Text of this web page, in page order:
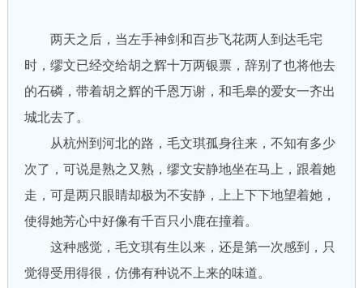
两天之后，当左手神剑和百步飞花两人到达毛宅
时，缪文已经交给胡之辉十万两银票，辞别了也将他去
的石磷，带着胡之辉的千恩万谢，和毛皋的爱女一齐出
城北去了。
从杭州到河北的路，毛文琪孤身往来，不知有多少
次了，可说是熟之又熟，缪文安静地坐在马上，跟着她
走，可是两只眼睛却极为不安静，上上下下地望着她，
使得她芳心中好像有千百只小鹿在撞着。
这种感觉，毛文琪有生以来，还是第一次感到，只
觉得受用得很，仿佛有种说不上来的味道。